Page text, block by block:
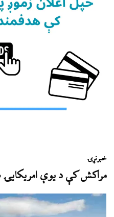
خبرنړۍ
مراکش کې د یوې